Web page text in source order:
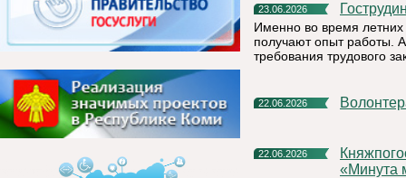
23.06.2026
Именно во время летних
получают опыт работы.
требования трудового
22.06.2026
22.06.2026
Княжпогостский округ присоединился к Всероссийской акции
«Минута